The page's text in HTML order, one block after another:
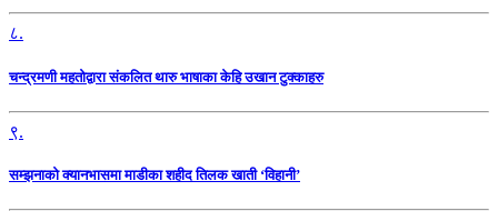
८.
चन्द्रमणी महतोद्वारा संकलित थारु भाषाका केहि उखान टुक्काहरु
९.
सम्झनाको क्यानभासमा माडीका शहीद तिलक खाती ‘विहानी’